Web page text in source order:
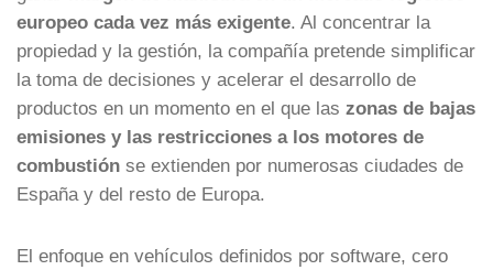
europeo cada vez más exigente. Al concentrar la
propiedad y la gestión, la compañía pretende simplificar
la toma de decisiones y acelerar el desarrollo de
productos en un momento en el que las zonas de bajas
emisiones y las restricciones a los motores de
combustión se extienden por numerosas ciudades de
España y del resto de Europa.
El enfoque en vehículos definidos por software, cero